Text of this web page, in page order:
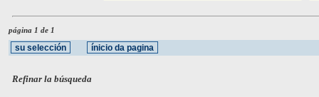
página 1 de 1
Refinar la búsqueda